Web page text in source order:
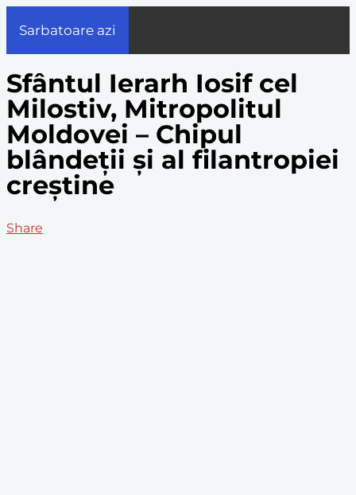
Sarbatoare azi
Sfântul Ierarh Iosif cel
Milostiv, Mitropolitul
Moldovei – Chipul
blândeții și al filantropiei
creștine
Share